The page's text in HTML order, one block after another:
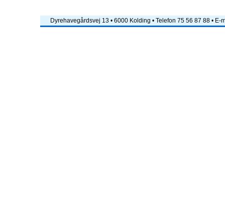
Dyrehavegårdsvej 13 • 6000 Kolding • Telefon 75 56 87 88 • E-